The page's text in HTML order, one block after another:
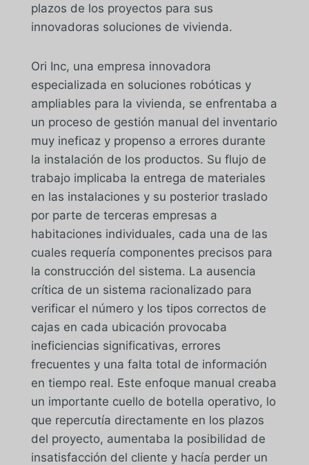
plazos de los proyectos para sus
innovadoras soluciones de vivienda.
Ori Inc, una empresa innovadora
especializada en soluciones robóticas y
ampliables para la vivienda, se enfrentaba a
un proceso de gestión manual del inventario
muy ineficaz y propenso a errores durante
la instalación de los productos. Su flujo de
trabajo implicaba la entrega de materiales
en las instalaciones y su posterior traslado
por parte de terceras empresas a
habitaciones individuales, cada una de las
cuales requería componentes precisos para
la construcción del sistema. La ausencia
crítica de un sistema racionalizado para
verificar el número y los tipos correctos de
cajas en cada ubicación provocaba
ineficiencias significativas, errores
frecuentes y una falta total de información
en tiempo real. Este enfoque manual creaba
un importante cuello de botella operativo, lo
que repercutía directamente en los plazos
del proyecto, aumentaba la posibilidad de
insatisfacción del cliente y hacía perder un